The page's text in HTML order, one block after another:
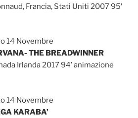
Francia, Stati Uniti 2007 95′
14 Novembre
THE BREADWINNER
Irlanda 2017 94’ animazione
14 Novembre
KARABA’